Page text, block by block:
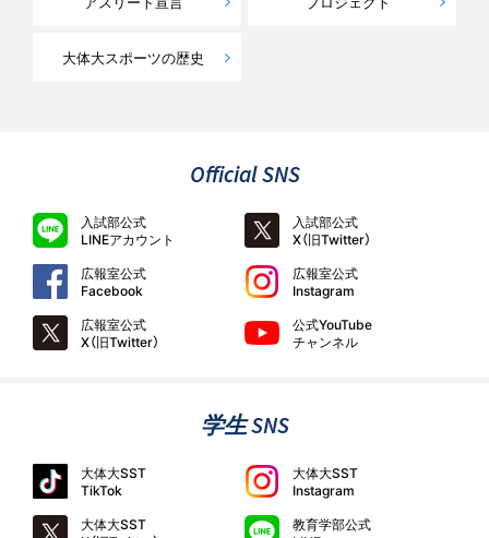
大体大スポーツの歴史
Official SNS
入試部公式
LINEアカウント
入試部公式
X（旧Twitter）
広報室公式
Facebook
広報室公式
Instagram
広報室公式
X（旧Twitter）
公式YouTube
チャンネル
学生 SNS
大体大SST
TikTok
大体大SST
Instagram
大体大SST
教育学部公式